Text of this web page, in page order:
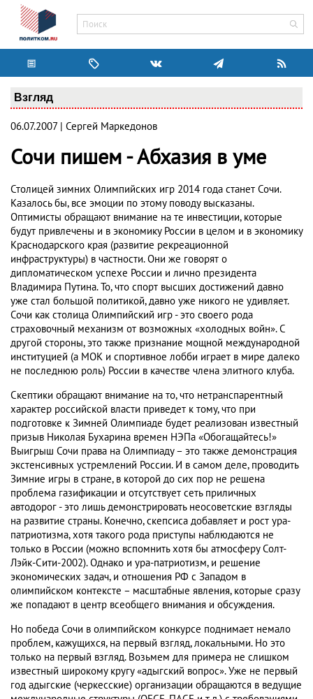
Взгляд
06.07.2007 | Сергей Маркедонов
Сочи пишем - Абхазия в уме
Столицей зимних Олимпийских игр 2014 года станет Сочи.
Казалось бы, все эмоции по этому поводу высказаны.
Оптимисты обращают внимание на те инвестиции, которые
будут привлечены и в экономику России в целом и в экономику
Краснодарского края (развитие рекреационной
инфраструктуры) в частности. Они же говорят о
дипломатическом успехе России и лично президента
Владимира Путина. То, что спорт высших достижений давно
уже стал большой политикой, давно уже никого не удивляет.
Сочи как столица Олимпийский игр - это своего рода
страховочный механизм от возможных «холодных войн». С
другой стороны, это также признание мощной международной
институцией (а МОК и спортивное лобби играет в мире далеко
не последнюю роль) России в качестве члена элитного клуба.
Скептики обращают внимание на то, что нетранспарентный
характер российской власти приведет к тому, что при
подготовке к Зимней Олимпиаде будет реализован известный
призыв Николая Бухарина времен НЭПа «Обогащайтесь!»
Выигрыш Сочи права на Олимпиаду – это также демонстрация
экстенсивных устремлений России. И в самом деле, проводить
Зимние игры в стране, в которой до сих пор не решена
проблема газификации и отсутствует сеть приличных
автодорог - это лишь демонстрировать неосоветские взгляды
на развитие страны. Конечно, скепсиса добавляет и рост ура-
патриотизма, хотя такого рода приступы наблюдаются не
только в России (можно вспомнить хотя бы атмосферу Солт-
Лэйк-Сити-2002). Однако и ура-патриотизм, и решение
экономических задач, и отношения РФ с Западом в
олимпийском контексте – масштабные явления, которые сразу
же попадают в центр всеобщего внимания и обсуждения.
Но победа Сочи в олимпийском конкурсе поднимает немало
проблем, кажущихся, на первый взгляд, локальными. Но это
только на первый взгляд. Возьмем для примера не слишком
известный широкому кругу «адыгский вопрос». Уже не первый
год адыгские (черкесские) организации обращаются в ведущие